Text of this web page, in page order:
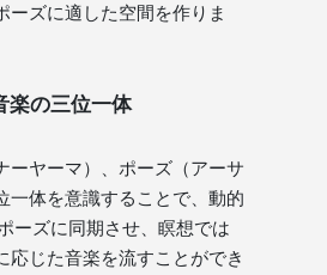
ーズに適した空間を作りま
楽の三位一体
ーヤーマ）、ポーズ（アーサ
一体を意識することで、動的
ーズに同期させ、瞑想では
応じた音楽を流すことができ